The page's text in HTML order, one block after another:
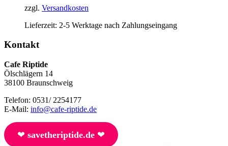
zzgl. Versandkosten
Lieferzeit: 2-5 Werktage nach Zahlungseingang
Kontakt
Cafe Riptide
Ölschlägern 14
38100 Braunschweig
Telefon: 0531/ 2254177
E-Mail: info@cafe-riptide.de
❤︎ savetheriptide.de❤︎